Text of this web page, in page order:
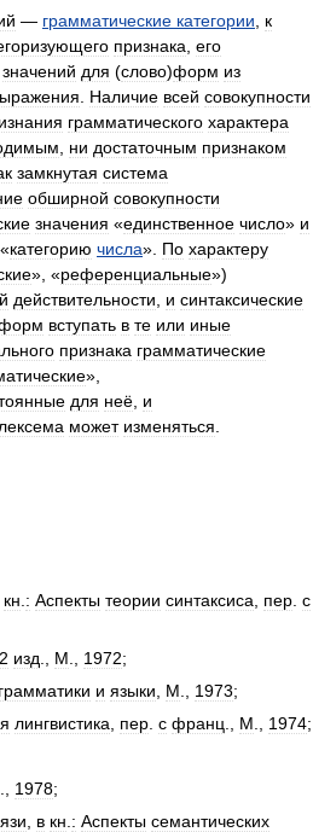
— грамматические категории
к
признака его
значений для (слово)форм из
Наличие всей совокупности
грамматического характера
ни достаточным признаком
замкнутая система
обширной совокупности
значения «единственное число» и
«категорию числа». По характеру
», «референциальные»)
действительности и синтаксические
вступать в те или иные
признака грамматические
»,
для неё и
лексема может изменяться
кн : Аспекты теории синтаксиса пер с
2 изд М 1972;
грамматики и языки М 1973;
лингвистика пер с франц М 1974;
1978;
в кн : Аспекты семантических